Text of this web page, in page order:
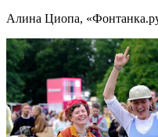
Алина Циопа,